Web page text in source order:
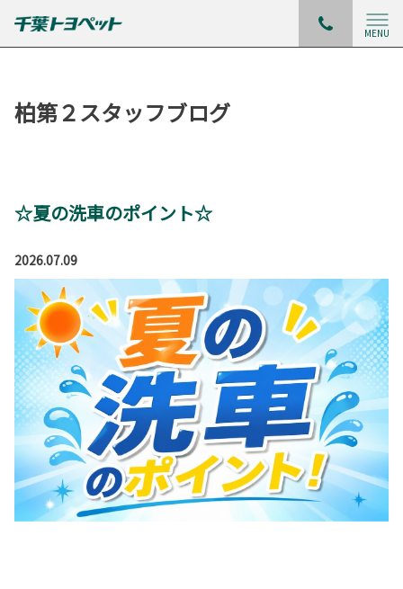
MENU
柏第２スタッフブログ
☆夏の洗車のポイント☆
2026.07.09